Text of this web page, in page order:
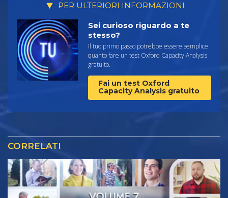
PER ULTERIORI INFORMAZIONI
Sei curioso riguardo a te
stesso?
Il tuo primo passo potrebbe essere semplice
quanto fare un test Oxford Capacity Analysis
gratuito.
Fai un test Oxford
Capacity Analysis gratuito
CORRELATI